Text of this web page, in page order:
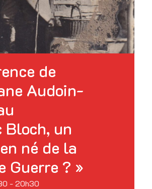
de
Audoin-
Bloch, un
né de la
Guerre ? »
-20h30